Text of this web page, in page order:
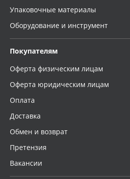
Упаковочные материалы
Оборудование и инструмент
Покупателям
Оферта физическим лицам
Оферта юридическим лицам
Оплата
Доставка
Обмен и возврат
Претензия
Вакансии